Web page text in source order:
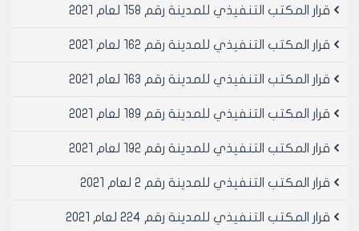
قرار المكتب التنفيذي للمدينة رقم 158 لعام 2021
قرار المكتب التنفيذي للمدينة رقم 162 لعام 2021
قرار المكتب التنفيذي للمدينة رقم 163 لعام 2021
قرار المكتب التنفيذي للمدينة رقم 189 لعام 2021
قرار المكتب التنفيذي للمدينة رقم 192 لعام 2021
قرار المكتب التنفيذي للمدينة رقم 2 لعام 2021
قرار المكتب التنفيذي للمدينة رقم 224 لعام 2021